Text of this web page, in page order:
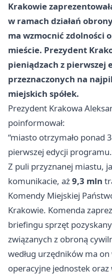
Krakowie
w ramach działań
ma wzmocnić zdolności
mieście. Prezydent
pieniądzach z pierwszej
przeznaczonych na
miejskich spółek.
Prezydent Krakowa
poinformował:
“miasto otrzymało ponad
pierwszej edycji
Z puli przyznanej miastu,
komunikacie, aż9,3 mln
Komendy Miejskiej
Krakowie. Komenda
briefingu sprzęt
związanych z obroną
według urzędników ma
operacyjne jednostek oraz